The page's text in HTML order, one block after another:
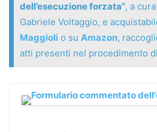
risposte argomentate alle
materia.
Michele Angelo Lupoi
insegna diritto processuale civile e
dell’esecuzione forzata”, a
Gabriele Voltaggio, e
Maggioli o su Amazon,
atti presenti nel procedimento